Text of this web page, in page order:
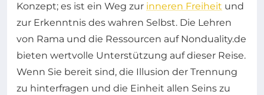
Konzept; es ist ein Weg zur inneren Freiheit und
zur Erkenntnis des wahren Selbst. Die Lehren
von Rama und die Ressourcen auf Nonduality.de
bieten wertvolle Unterstützung auf dieser Reise.
Wenn Sie bereit sind, die Illusion der Trennung
zu hinterfragen und die Einheit allen Seins zu